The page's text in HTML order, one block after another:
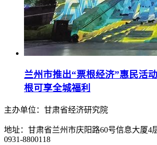
兰州市推出“票根经济”惠民活
根可享全城福利
主办单位：甘肃省经济研究院
地址：甘肃省兰州市庆阳路60号信息大厦4
0931-8800118